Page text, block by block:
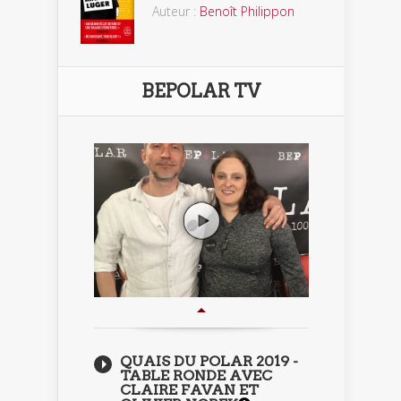
Auteur : Benoît Philippon
BEPOLAR TV
QUAIS DU POLAR 2019 -
TABLE RONDE AVEC
CLAIRE FAVAN ET